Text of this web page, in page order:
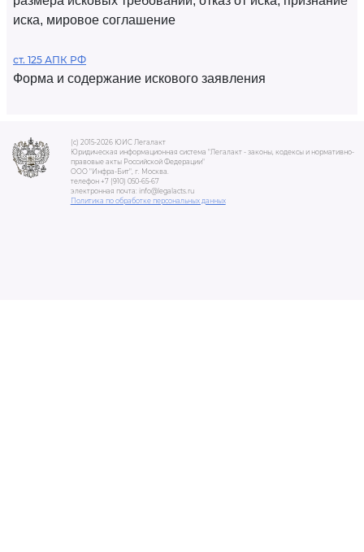
иска, мировое соглашение
ст. 125 АПК РФ
Форма и содержание искового заявления
(c) 2015-2026 ЮИС Легалакт
Юридическая информационная система "Легалакт - законы, кодексы и нормативно-
правовые акты Российской Федерации"
ООО "Инфра-Бит", г. Москва.
телефон +7 (910) 050-65-67
электронная почта: info@legalacts.ru
Политика по обработке персональных данных